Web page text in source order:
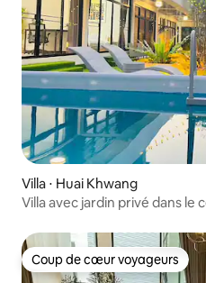
Villa ⋅ Huai Khwang
Villa avec jardin privé dans le
Coup de cœur voyageurs
Coup de cœur voyageurs